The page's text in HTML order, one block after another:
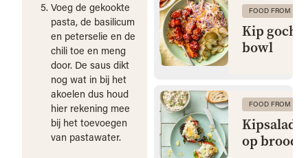
Voeg de gekookte
pasta, de basilicum
en peterselie en de
chili toe en meng
door. De saus dikt
nog wat in bij het
akoelen dus houd
hier rekening mee
bij het toevoegen
van pastawater.
FOOD FROM
Kip
bowl
FOOD FROM
Kipsalade
op brood